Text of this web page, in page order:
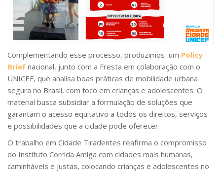
Complementando esse processo, produzimos um Policy
Brief nacional, junto com a Fresta em colaboração com o
UNICEF, que analisa boas práticas de mobilidade urbana
segura no Brasil, com foco em crianças e adolescentes. O
material busca subsidiar a formulação de soluções que
garantam o acesso equitativo a todos os direitos, serviços
e possibilidades que a cidade pode oferecer.
O trabalho em Cidade Tiradentes reafirma o compromisso
do Instituto Corrida Amiga com cidades mais humanas,
caminháveis e justas, colocando crianças e adolescentes no